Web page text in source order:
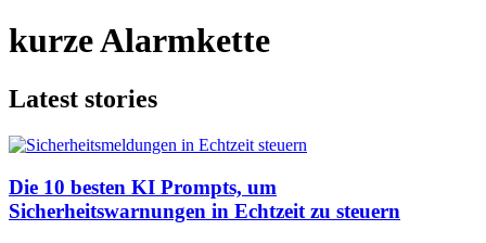
kurze Alarmkette
Latest stories
Die 10 besten KI Prompts, um
Sicherheitswarnungen in Echtzeit zu steuern